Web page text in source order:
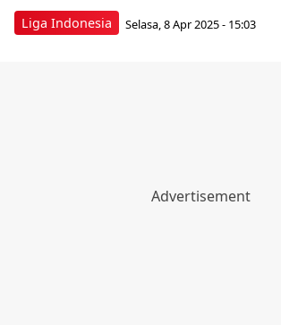
Liga Indonesia Selasa, 8 Apr 2025 - 15:03